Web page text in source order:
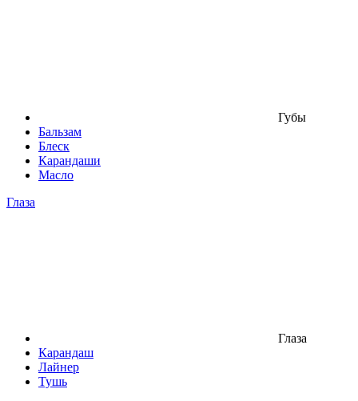
Губы
Бальзам
Блеск
Карандаши
Масло
Глаза
Глаза
Карандаш
Лайнер
Тушь